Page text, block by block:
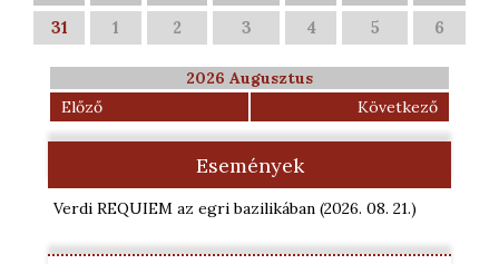
31
1 2 3 4 5 6
2026 Augusztus
Előző
Következő
Események
Verdi REQUIEM az egri bazilikában (2026. 08. 21.)